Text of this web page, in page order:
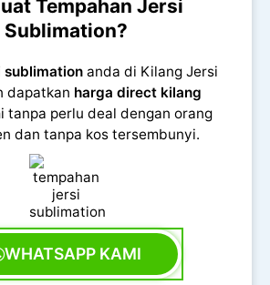
Tempahan Jersi
Sublimation?
sublimationanda di Kilang Jersi
dapatkan harga direct kilang
tanpa perlu deal dengan orang
dan tanpa kos tersembunyi.
WHATSAPP KAMI